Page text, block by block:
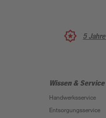
5
Wissen & Service
Handwerksservice
Entsorgungsservice